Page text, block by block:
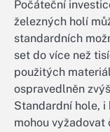
Počáteční
železných holí
standardních
set do více než
použitých
ospravedlněn
Standardní hole, i
mohou vyžadovat